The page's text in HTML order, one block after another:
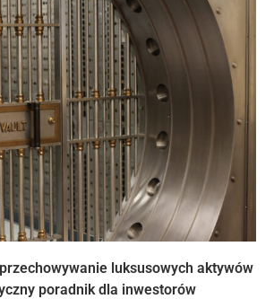
luksusowych aktywów
poradnik dla inwestorów